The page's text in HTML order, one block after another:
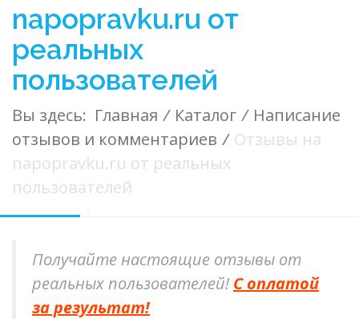
napopravku.ru от
реальных
пользователей
Вы здесь: Главная / Каталог / Написание
отзывов и комментариев / Отзывы на
napopravku.ru от реальных
пользователей
Получайте настоящие отзывы от
реальных пользователей! С оплатой
за результат!